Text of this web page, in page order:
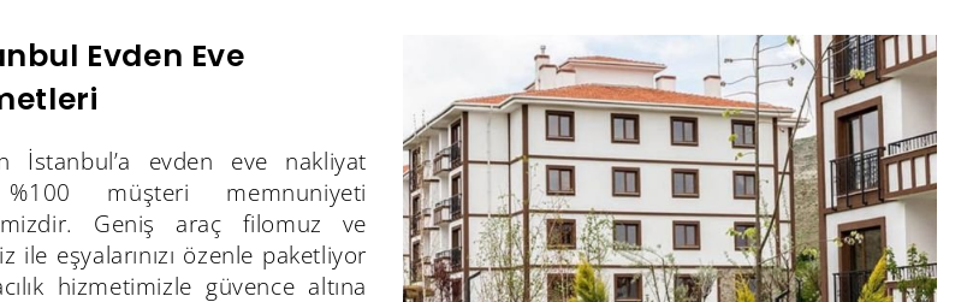
Evden Eve
İstanbul’a evden eve nakliyat
%100 müşteri memnuniyeti
Geniş araç filomuz ve
ile eşyalarınızı özenle paketliyor
hizmetimizle güvence altına